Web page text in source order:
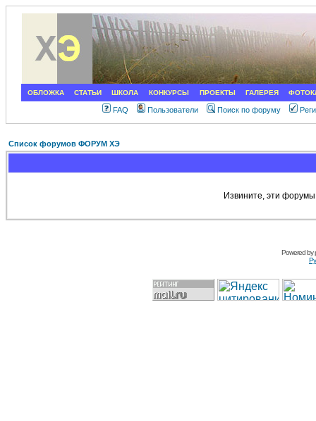
ОБЛОЖКА СТАТЬИ ШКОЛА КОНКУРСЫ ПРОЕКТЫ ГАЛЕРЕЯ
FAQ Пользователи Поиск по форуму
Список форумов ФОРУМ ХЭ
Извините, эти
Powered by